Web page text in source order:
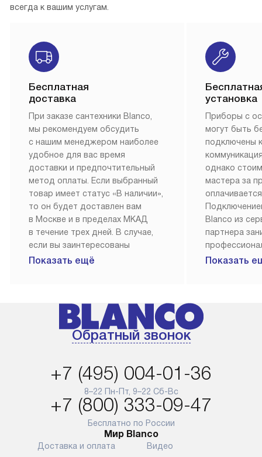
всегда к вашим услугам.
Бесплатная
доставка
При заказе сантехники Blanco,
мы рекомендуем обсудить
с нашим менеджером наиболее
удобное для вас время
доставки и предпочтительный
метод оплаты. Если выбранный
товар имеет статус «В наличии»,
то он будет доставлен вам
в Москве и в пределах МКАД
в течение трех дней. В случае,
если вы заинтересованы
в товаре, который доступен
менеджером на сайте. Товары
с особым лейблом
доставляются бесплатно
аксессуаров не предусмотрена.
Для доставки в другие регионы
мы используем услуги
транспортной компании.
Уточняйте все условия доставки
у нашего менеджера при
Показать ещё
установка
Приборы с
могут быть
подключены
однако
мастера за
Blanco из
партнера
Наш сервис
возможные
Готовые
Показать
Обратный звонок
+7 (495) 004-01-36
8–22 Пн-Пт, 9–22 Сб-Вс
+7 (800) 333-09-47
Бесплатно по России
Мир Blanco
Доставка и оплата
Видео